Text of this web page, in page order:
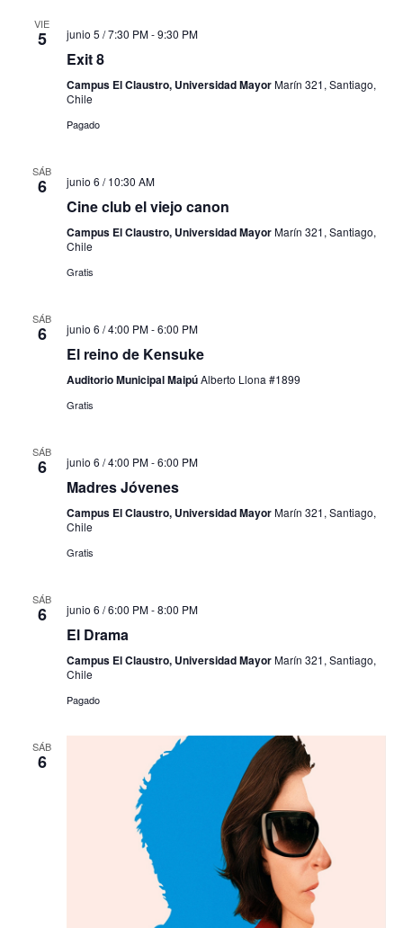
VIE
5 junio 5 / 7:30 PM-9:30 PM
Exit 8
Campus El Claustro, Universidad MayorMarín 321, Santiago,
Chile
Pagado
SÁB
6 junio 6 / 10:30 AM
Cine club el viejo canon
Campus El Claustro, Universidad MayorMarín 321, Santiago,
Chile
Gratis
SÁB
6 junio 6 / 4:00 PM-6:00 PM
El reino de Kensuke
Auditorio Municipal MaipúAlberto Llona #1899
Gratis
SÁB
6 junio 6 / 4:00 PM-6:00 PM
Madres Jóvenes
Campus El Claustro, Universidad MayorMarín 321, Santiago,
Chile
Gratis
SÁB
6 junio 6 / 6:00 PM-8:00 PM
El Drama
Campus El Claustro, Universidad MayorMarín 321, Santiago,
Chile
Pagado
SÁB
6